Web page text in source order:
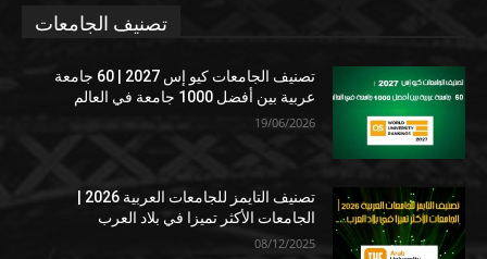
تصنيف الجامعات
تصنيف الجامعات كيو إس 2027 | 60 جامعة
عربية بين أفضل 1000 جامعة في العالم
19/06/2026
الجامعات الأكثر تميزا في بلاد العرب
08/12/2025